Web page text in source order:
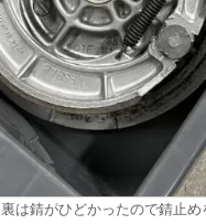
は錆がひどかったので錆止め